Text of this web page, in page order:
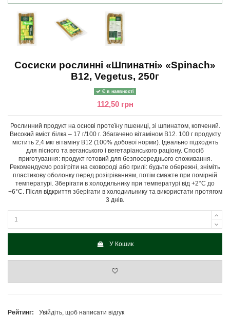
Сосиски рослинні «Шпинатні» «Spinach»
В12, Vegetus, 250г
Є в наявності
112,50 грн
Рослинний продукт на основі протеїну пшениці, зі шпинатом, копчений.
Високий вміст білка – 17 г/100 г. Збагачено вітаміном В12. 100 г продукту
містить 2,4 мкг вітаміну В12 (100% добової норми). Ідеально підходять
для пісного та веганського і вегетаріанського раціону. Спосіб
приготування: продукт готовий для безпосереднього споживання.
Рекомендуємо розігріти на сковороді або грилі: будьте обережні, зніміть
пластикову оболонку перед розігріванням, потім смажте при помірній
температурі. Зберігати в холодильнику при температурі від +2°С до
+6°С. Після відкриття зберігати в холодильнику та використати протягом
3 днів.
У Кошик
Рейтинг: Увійдіть, щоб написати відгук